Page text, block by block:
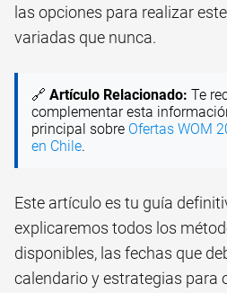
las opciones para realizar
variadas que nunca.
🔗 Artículo Relacionado: Te
complementar esta
principal sobre Ofertas WOM
en Chile.
Este artículo es tu guía
explicaremos todos los
disponibles, las fechas que
calendario y estrategias para